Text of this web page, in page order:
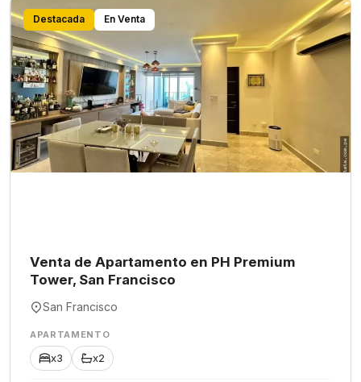
Destacada En Venta
Venta de Apartamento en PH Premium
Tower, San Francisco
San Francisco
APARTAMENTO
x3 x2